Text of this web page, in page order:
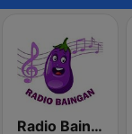
Radio Baingan